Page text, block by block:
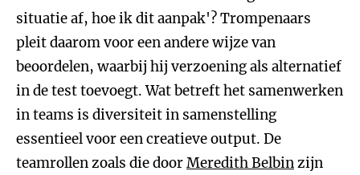
situatie af, hoe ik dit aanpak'? Trompenaars
pleit daarom voor een andere wijze van
beoordelen, waarbij hij verzoening als alternatief
in de test toevoegt. Wat betreft het samenwerken
in teams is diversiteit in samenstelling
essentieel voor een creatieve output. De
teamrollen zoals die doorMeredith Belbinzijn